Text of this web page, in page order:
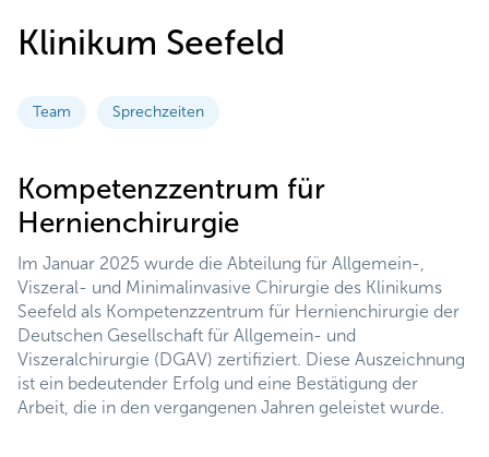
Klinikum Seefeld
Team Sprechzeiten
Kompetenzzentrum für
Hernienchirurgie
Im Januar 2025 wurde die Abteilung für Allgemein-,
Viszeral- und Minimalinvasive Chirurgie des Klinikums
Seefeld als Kompetenzzentrum für Hernienchirurgie der
Deutschen Gesellschaft für Allgemein- und
Viszeralchirurgie (DGAV) zertifiziert. Diese Auszeichnung
ist ein bedeutender Erfolg und eine Bestätigung der
Arbeit, die in den vergangenen Jahren geleistet wurde.